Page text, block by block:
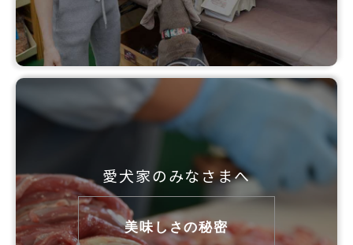
愛犬家のみなさまへ
美味しさの秘密